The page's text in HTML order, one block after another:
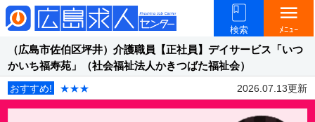
検索
menu
ﾒﾆｭｰ
（広島市佐伯区坪井）介護職員【正社員】デイサービス「いつ
かいち福寿苑」（社会福祉法人かきつばた福祉会）
おすすめ! ★★★ 2026.07.13更新